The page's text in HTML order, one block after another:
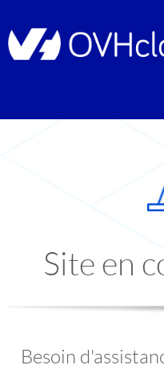
Site en
Besoin